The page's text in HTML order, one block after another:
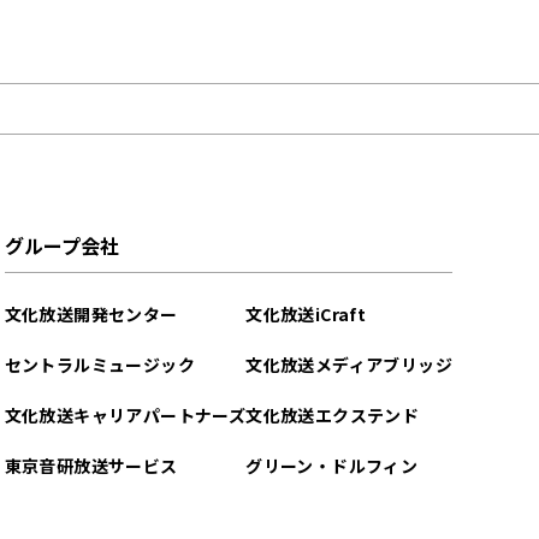
グループ会社
文化放送開発センター
セントラルミュージック
文化放送キャリアパートナーズ
東京音研放送サービス
文化放送iCraft
文化放送メディアブリッジ
文化放送エクステンド
グリーン・ドルフィン